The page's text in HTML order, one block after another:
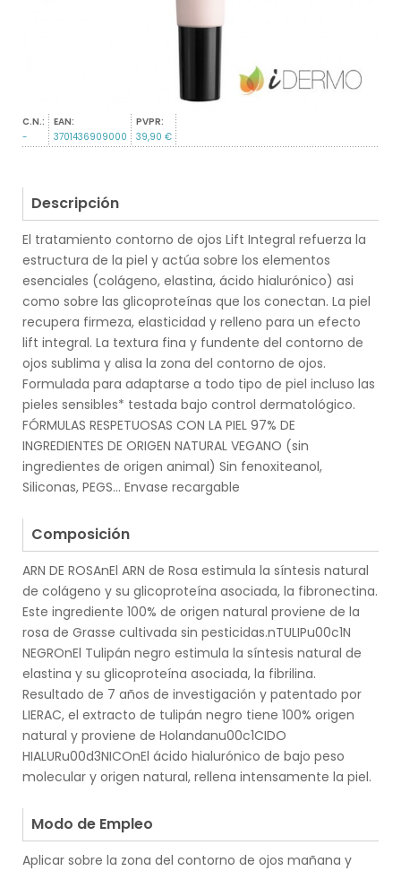
C.N.:
-
EAN:
3701436909000
PVPR:
39,90 €
Descripción
El tratamiento contorno de ojos Lift Integral refuerza la
estructura de la piel y actúa sobre los elementos
esenciales (colágeno, elastina, ácido hialurónico) asi
como sobre las glicoproteínas que los conectan. La piel
recupera firmeza, elasticidad y relleno para un efecto
lift integral. La textura fina y fundente del contorno de
ojos sublima y alisa la zona del contorno de ojos.
Formulada para adaptarse a todo tipo de piel incluso las
pieles sensibles* testada bajo control dermatológico.
FÓRMULAS RESPETUOSAS CON LA PIEL 97% DE
INGREDIENTES DE ORIGEN NATURAL VEGANO (sin
ingredientes de origen animal) Sin fenoxiteanol,
Siliconas, PEGS... Envase recargable
Composición
ARN DE ROSAnEl ARN de Rosa estimula la síntesis natural
de colágeno y su glicoproteína asociada, la fibronectina.
Este ingrediente 100% de origen natural proviene de la
rosa de Grasse cultivada sin pesticidas.nTULIPu00c1N
NEGROnEl Tulipán negro estimula la síntesis natural de
elastina y su glicoproteína asociada, la fibrilina.
Resultado de 7 años de investigación y patentado por
LIERAC, el extracto de tulipán negro tiene 100% origen
natural y proviene de Holandanu00c1CIDO
HIALURu00d3NICOnEl ácido hialurónico de bajo peso
molecular y origen natural, rellena intensamente la piel.
Modo de Empleo
Aplicar sobre la zona del contorno de ojos mañana y